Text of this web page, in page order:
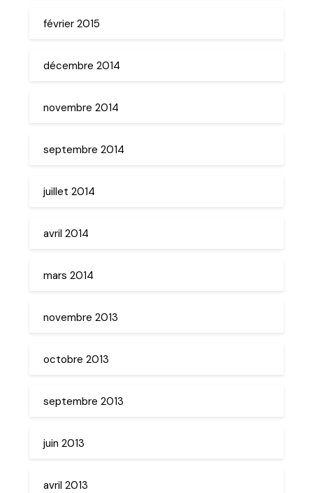
février 2015
décembre 2014
novembre 2014
septembre 2014
juillet 2014
avril 2014
mars 2014
novembre 2013
octobre 2013
septembre 2013
juin 2013
avril 2013